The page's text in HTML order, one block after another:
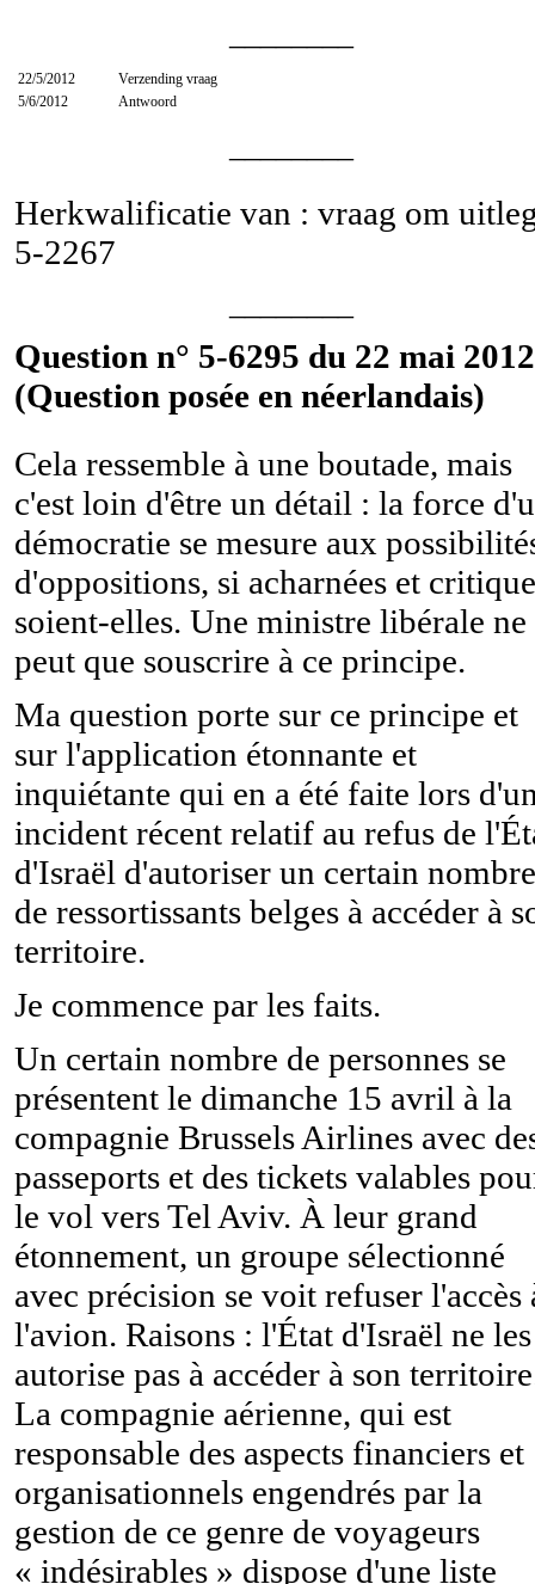
22/5/2012
Verzending vraag
5/6/2012
Antwoord
Herkwalificatie van : vraag om
5-2267
Question n° 5-6295 du 22 mai
(Question posée en néerlandais)
Cela ressemble à une boutade, mais
c'est loin d'être un détail : la force
démocratie se mesure aux
d'oppositions, si acharnées et
soient-elles. Une ministre libérale ne
peut que souscrire à ce principe.
Ma question porte sur ce principe et
sur l'application étonnante et
inquiétante qui en a été faite lors
incident récent relatif au refus de
d'Israël d'autoriser un certain nombre
de ressortissants belges à accéder à
territoire.
Je commence par les faits.
Un certain nombre de personnes se
présentent le dimanche 15 avril à la
compagnie Brussels Airlines avec
passeports et des tickets valables
le vol vers Tel Aviv. À leur grand
étonnement, un groupe sélectionné
avec précision se voit refuser l'accès
l'avion. Raisons : l'État d'Israël ne les
autorise pas à accéder à son
La compagnie aérienne, qui est
responsable des aspects financiers et
organisationnels engendrés par la
gestion de ce genre de voyageurs
« indésirables » dispose d'une liste